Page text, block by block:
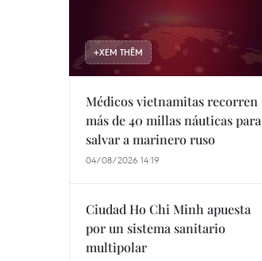
+XEM THÊM
Médicos vietnamitas recorren
más de 40 millas náuticas para
salvar a marinero ruso
04/08/2026 14:19
Ciudad Ho Chi Minh apuesta
por un sistema sanitario
multipolar